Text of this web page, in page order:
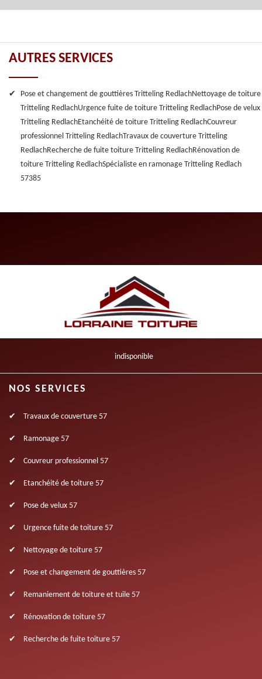
AUTRES SERVICES
Pose et changement de gouttières Tritteling RedlachNettoyage de toiture
Tritteling RedlachUrgence fuite de toiture Tritteling RedlachPose de velux
Tritteling RedlachEtanchéité de toiture Tritteling RedlachCouvreur
professionnel Tritteling RedlachTravaux de couverture Tritteling
RedlachRecherche de fuite toiture Tritteling RedlachRénovation de
toiture Tritteling RedlachSpécialiste en ramonage Tritteling Redlach
57385
indisponible
NOS SERVICES
Travaux de couverture 57
Ramonage 57
Couvreur professionnel 57
Etanchéité de toiture 57
Pose de velux 57
Urgence fuite de toiture 57
Nettoyage de toiture 57
Pose et changement de gouttières 57
Remaniement de toiture et tuile 57
Rénovation de toiture 57
Recherche de fuite toiture 57